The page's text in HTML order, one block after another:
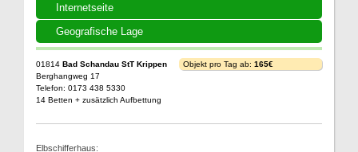
Internetseite
Geografische Lage
01814 Bad Schandau StT Krippen
Berghangweg 17
Telefon: 0173 438 5330
14 Betten + zusätzlich Aufbettung
Objekt pro Tag ab: 165€
Elbschifferhaus: